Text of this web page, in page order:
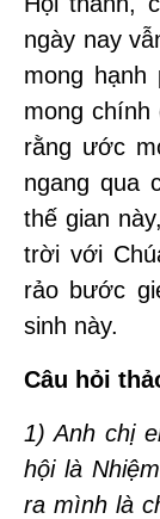
ngày nay
mong
mong chính
rằng ước
ngang qua
thế gian
trời với
rảo bước
sinh này.
Câu hỏi
1)Anh chị
hội là
ra mình là